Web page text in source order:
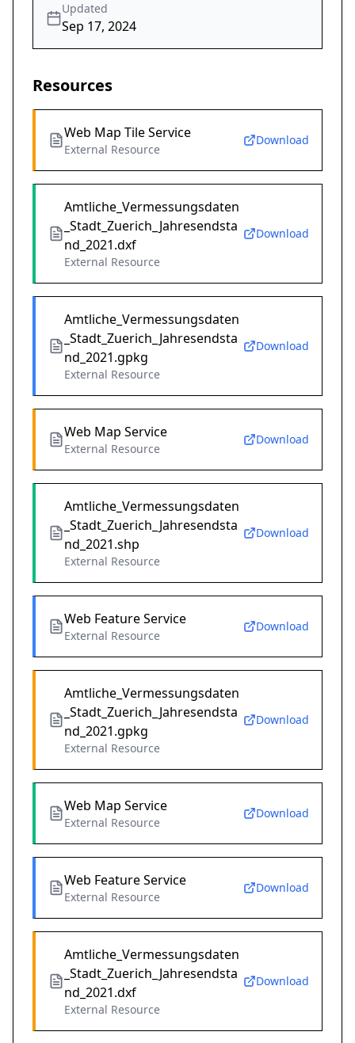
Updated
Sep 17, 2024
Resources
Web Map Tile Service
External Resource
Download
Amtliche_Vermessungsdaten
_Stadt_Zuerich_Jahresendsta
nd_2021.dxf
External Resource
Download
Amtliche_Vermessungsdaten
_Stadt_Zuerich_Jahresendsta
nd_2021.gpkg
External Resource
Download
Web Map Service
External Resource
Download
Amtliche_Vermessungsdaten
_Stadt_Zuerich_Jahresendsta
nd_2021.shp
External Resource
Download
Web Feature Service
External Resource
Download
Amtliche_Vermessungsdaten
_Stadt_Zuerich_Jahresendsta
nd_2021.gpkg
External Resource
Download
Web Map Service
External Resource
Download
Web Feature Service
External Resource
Download
Amtliche_Vermessungsdaten
_Stadt_Zuerich_Jahresendsta
nd_2021.dxf
External Resource
Download